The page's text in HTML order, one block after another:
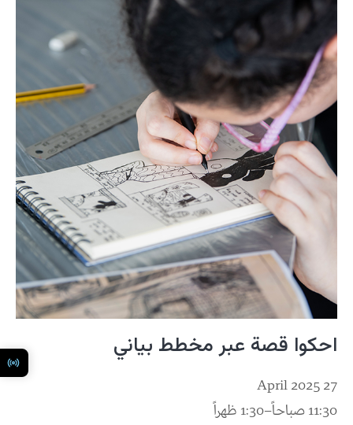
احكوا قصة عبر مخطط بياني
27 April 2025
11:30 صباحاً–1:30 ظهراً